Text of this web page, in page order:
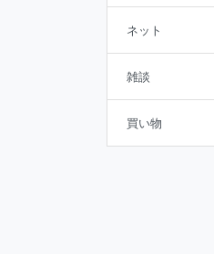
ネット
雑談
買い物